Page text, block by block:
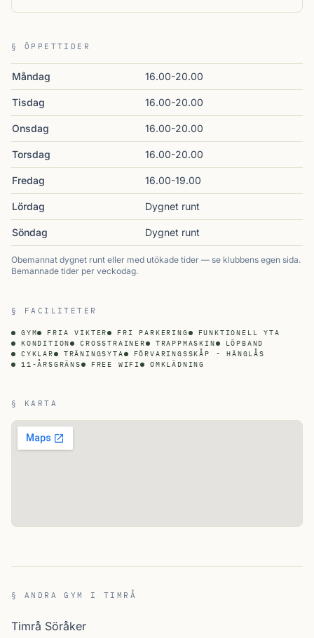
§ ÖPPETTIDER
Måndag 16.00-20.00
Tisdag 16.00-20.00
Onsdag 16.00-20.00
Torsdag 16.00-20.00
Fredag 16.00-19.00
Lördag Dygnet runt
Söndag Dygnet runt
Obemannat dygnet runt eller med utökade tider — se klubbens egen sida.
Bemannade tider per veckodag.
§ FACILITETER
GYM FRIA VIKTER FRI PARKERING
FUNKTIONELL YTA
KONDITION
CROSSTRAINER TRAPPMASKIN
LÖPBAND
CYKLAR
TRÄNINGSYTA
FÖRVARINGSSKÅP - HÄNGLÅS
11-ÅRSGRÄNS
FREE WIFI OMKLÄDNING
§ KARTA
§ ANDRA GYM I TIMRÅ
Timrå Söråker